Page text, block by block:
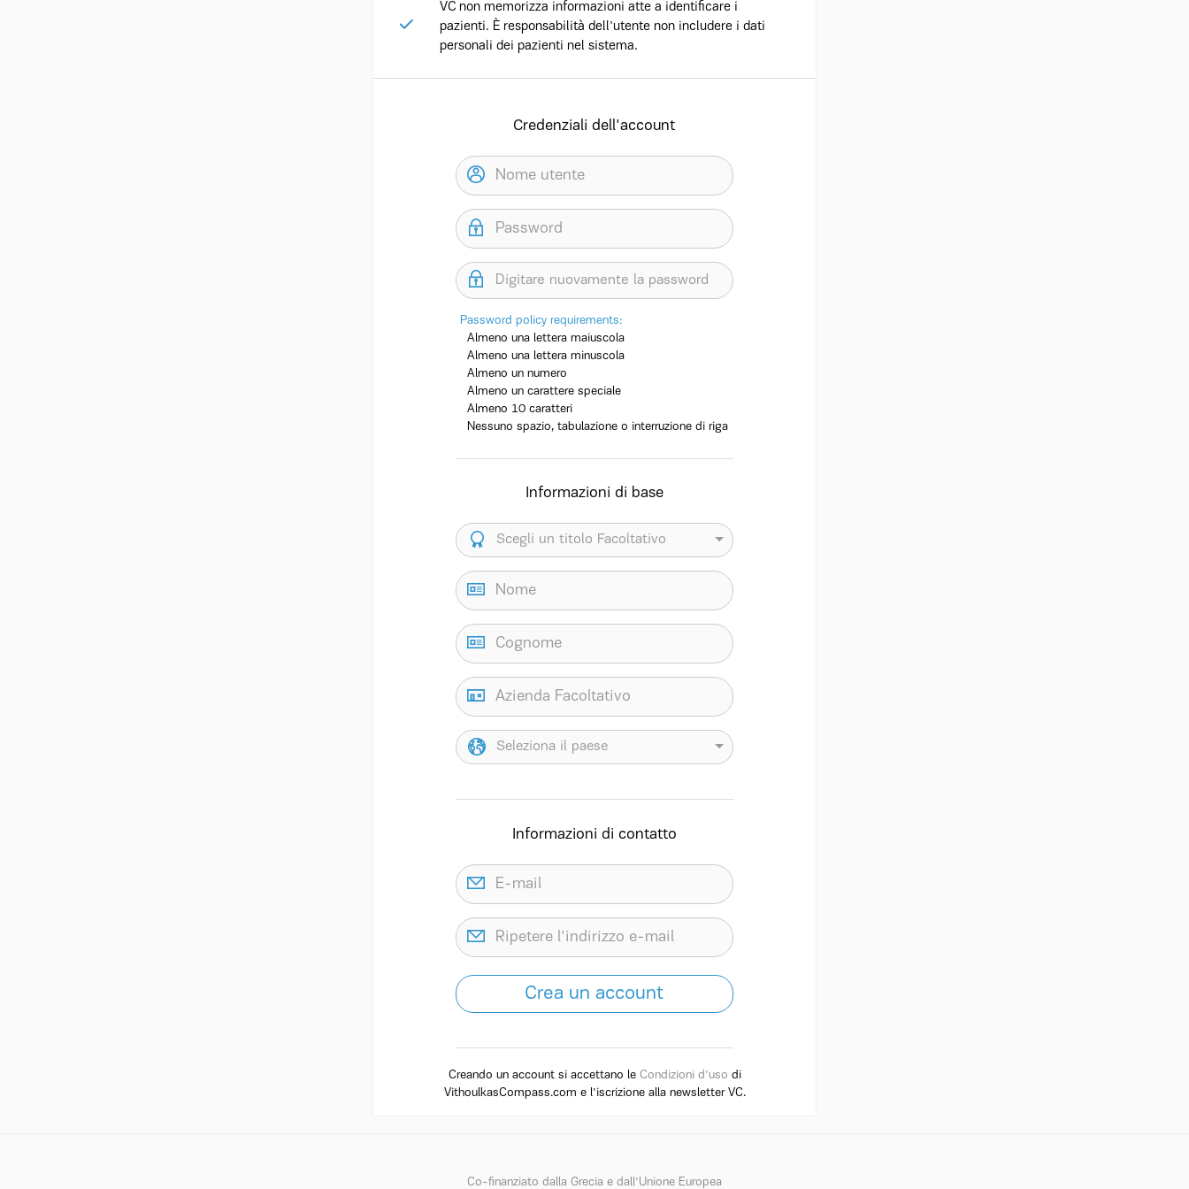
VC non memorizza informazioni atte a identificare i
pazienti. È responsabilità dell'utente non includere i dati
personali dei pazienti nel sistema.
Credenziali dell'account
Password policy requirements:
Almeno una lettera maiuscola
Almeno una lettera minuscola
Almeno un numero
Almeno un carattere speciale
Almeno 10 caratteri
Nessuno spazio, tabulazione o interruzione di riga
Informazioni di base
Scegli un titolo Facoltativo
Seleziona il paese
Informazioni di contatto
Creando un account si accettano le Condizioni d'uso di
VithoulkasCompass.com e l'iscrizione alla newsletter VC.
Co-finanziato dalla Grecia e dall'Unione Europea